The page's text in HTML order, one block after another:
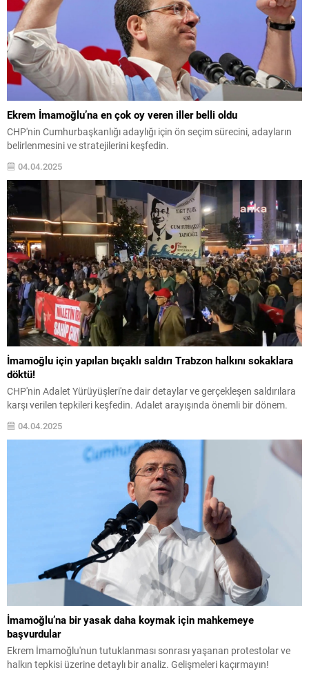
Ekrem İmamoğlu’na en çok oy veren iller belli oldu
CHP'nin Cumhurbaşkanlığı adaylığı için ön seçim sürecini, adayların
belirlenmesini ve stratejilerini keşfedin.
04.04.2025
İmamoğlu için yapılan bıçaklı saldırı Trabzon halkını sokaklara
döktü!
CHP'nin Adalet Yürüyüşleri'ne dair detaylar ve gerçekleşen saldırılara
karşı verilen tepkileri keşfedin. Adalet arayışında önemli bir dönem.
04.04.2025
İmamoğlu’na bir yasak daha koymak için mahkemeye
başvurdular
Ekrem İmamoğlu'nun tutuklanması sonrası yaşanan protestolar ve
halkın tepkisi üzerine detaylı bir analiz. Gelişmeleri kaçırmayın!